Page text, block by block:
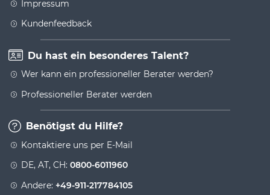
Impressum
Kundenfeedback
Du hast ein besonderes Talent?
Wer kann ein professioneller Berater werden?
Professioneller Berater werden
Benötigst du Hilfe?
Kontaktiere uns per E-Mail
DE, AT, CH: 0800-6011960
Andere: +49-911-217784105